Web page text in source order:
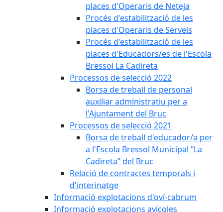
places d'Operaris de Neteja
Procés d'estabilització de les
places d'Operaris de Serveis
Procés d'estabilització de les
places d'Educadors/es de l'Escola
Bressol La Cadireta
Processos de selecció 2022
Borsa de treball de personal
auxiliar administratiu per a
l'Ajuntament del Bruc
Processos de selecció 2021
Borsa de treball d'educador/a per
a l'Escola Bressol Municipal “La
Cadireta” del Bruc
Relació de contractes temporals i
d'interinatge
Informació explotacions d'oví-cabrum
Informació explotacions avícoles